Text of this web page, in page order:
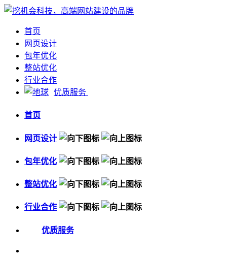
首页
网页设计
包年优化
整站优化
行业合作
优质服务
首页
网页设计
包年优化
整站优化
行业合作
优质服务